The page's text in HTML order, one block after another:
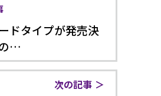
ドタイプが発売決
…
次の記事